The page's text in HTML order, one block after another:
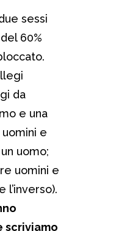
sessi
60%
da
e una
e
uomo;
uomini e
l’inverso).
scriviamo